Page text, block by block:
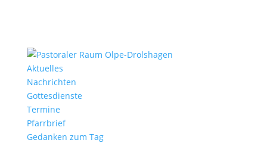
Aktu­elles
Nach­richten
Gottes­dienste
Termine
Pfarr­brief
Gedanken zum Tag